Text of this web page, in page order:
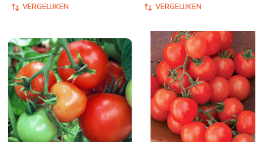
VERGELIJKEN VERGELIJKEN